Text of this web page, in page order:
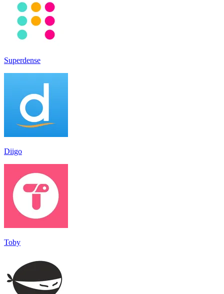
Superdense
Diigo
Toby